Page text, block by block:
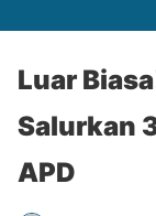
Luar
Salurkan
APD